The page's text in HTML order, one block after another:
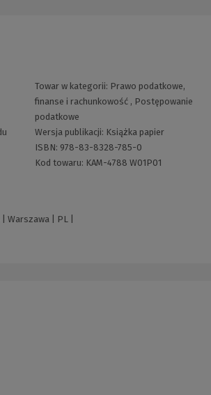
Towar w kategorii: Prawo podatkowe,
finanse i rachunkowość, Postępowanie
podatkowe
Wersja publikacji: Książka papier
ISBN: 978-83-8328-785-0
Kod towaru: KAM-4788 W01P01
Warszawa | PL |